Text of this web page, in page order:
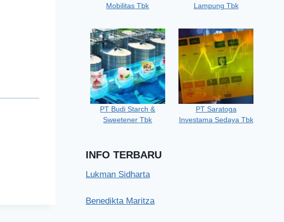
Mobilitas Tbk
Lampung Tbk
PT Budi Starch &
Sweetener Tbk
PT Saratoga
Investama Sedaya Tbk
INFO TERBARU
Lukman Sidharta
Benedikta Maritza